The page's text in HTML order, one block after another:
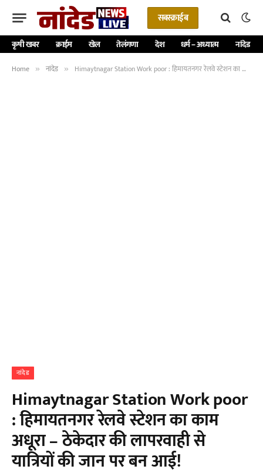
सबस्क्राईब
कृषी खबर क्राईम खेल तेलंगणा देश धर्म – अध्यात्म नांदेड
Home » नांदेड » Himaytnagar Station Work poor : हिमायतनगर रेलवे स्टेशन का काम अधूरा – ठेकेदार की लापरवाही से यात्रियों की जान पर बन आई!
नांदेड
Himaytnagar Station Work poor
: हिमायतनगर रेलवे स्टेशन का काम
अधूरा – ठेकेदार की लापरवाही से
यात्रियों की जान पर बन आई!